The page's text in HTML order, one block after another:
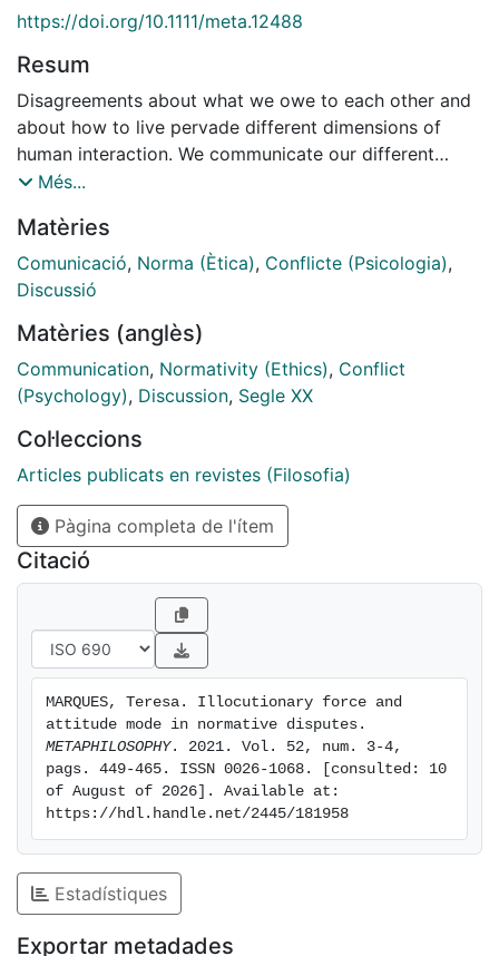
https://doi.org/10.1111/meta.12488
Resum
Disagreements about what we owe to each other and
about how to live pervade different dimensions of
human interaction. We communicate our different
moral and normative views in discourse. These dis-
seman- tic theories. This paper assesses recent
Stalnakerian views of communication in moral and
normative do- mains. These views model
claims. They also aim to explain disputes between
people who follow different norms or values. The
paper presents various problems for these
insufficiency of metasemantic theories based only on
speakers' psychological states in general, and of their
application to normative communication in particular.
The paper concludes that the problems re- quire a
new conception of how common ground relates to
illocutionary force and attitude mode.
Més...
Matèries
Comunicació, Norma (Ètica), Conflicte (Psicologia),
Discussió
Matèries (anglès)
Communication, Normativity (Ethics), Conflict
(Psychology), Discussion, Segle XX
Col·leccions
Articles publicats en revistes (Filosofia)
Pàgina completa de l'ítem
Citació
MARQUES, Teresa. Illocutionary force and
METAPHILOSOPHY. 2021. Vol. 52, num. 3-4,
pags. 449-465. ISSN 0026-1068. [consulted: 10
of August of 2026]. Available at:
https://hdl.handle.net/2445/181958
Estadístiques
Exportar metadades